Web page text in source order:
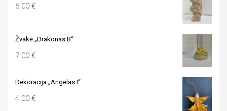
6.00 €
Žvakė „Drakonas B“
7.00 €
Dekoracija „Angelas I“
4.00 €